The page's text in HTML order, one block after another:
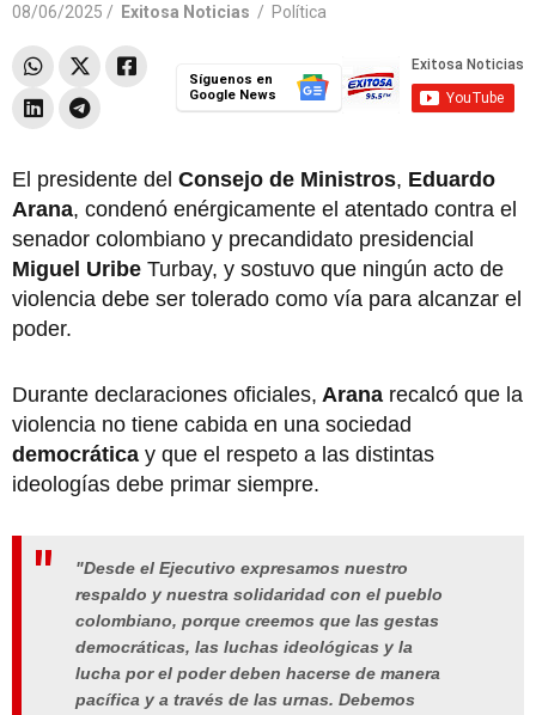
08/06/2025 / Exitosa Noticias / Política
Síguenos en
Google News
El presidente del Consejo de Ministros, Eduardo
Arana, condenó enérgicamente el atentado contra el
senador colombiano y precandidato presidencial
Miguel Uribe Turbay, y sostuvo que ningún acto de
violencia debe ser tolerado como vía para alcanzar el
poder.
Durante declaraciones oficiales, Arana recalcó que la
violencia no tiene cabida en una sociedad
democrática y que el respeto a las distintas
ideologías debe primar siempre.
"Desde el Ejecutivo expresamos nuestro
respaldo y nuestra solidaridad con el pueblo
colombiano, porque creemos que las gestas
democráticas, las luchas ideológicas y la
lucha por el poder deben hacerse de manera
pacífica y a través de las urnas. Debemos